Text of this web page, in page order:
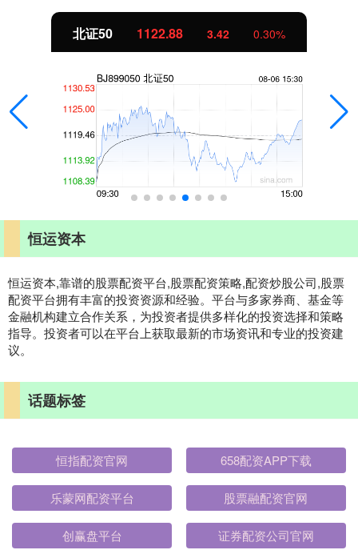
创业板指 3515.56 -19.58 -0.55%
恒运资本
恒运资本,靠谱的股票配资平台,股票配资策略,配资炒股公司,股票
配资平台拥有丰富的投资资源和经验。平台与多家券商、基金等
金融机构建立合作关系，为投资者提供多样化的投资选择和策略
指导。投资者可以在平台上获取最新的市场资讯和专业的投资建
议。
话题标签
恒指配资官网 658配资APP下载
乐蒙网配资平台 股票融配资官网
创赢盘平台 证券配资公司官网